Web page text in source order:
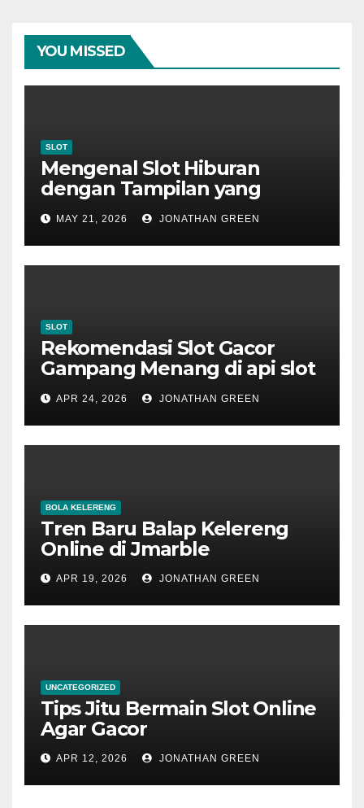
YOU MISSED
SLOT
Mengenal Slot Hiburan
dengan Tampilan yang
Memikat
MAY 21, 2026 JONATHAN GREEN
SLOT
Rekomendasi Slot Gacor
Gampang Menang di api slot
gacor
APR 24, 2026 JONATHAN GREEN
BOLA KELERENG
Tren Baru Balap Kelereng
Online di Jmarble
APR 19, 2026 JONATHAN GREEN
UNCATEGORIZED
Tips Jitu Bermain Slot Online
Agar Gacor
APR 12, 2026 JONATHAN GREEN